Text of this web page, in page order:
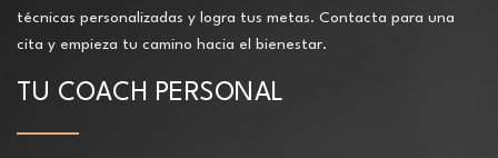
técnicas personalizadas y logra tus metas. Contacta para una
cita y empieza tu camino hacia el bienestar.
TU COACH PERSONAL